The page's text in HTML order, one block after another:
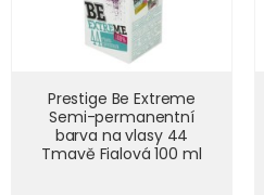
Prestige Be Extreme
Semi-permanentní
barva na vlasy 44
Tmavě Fialová 100 ml